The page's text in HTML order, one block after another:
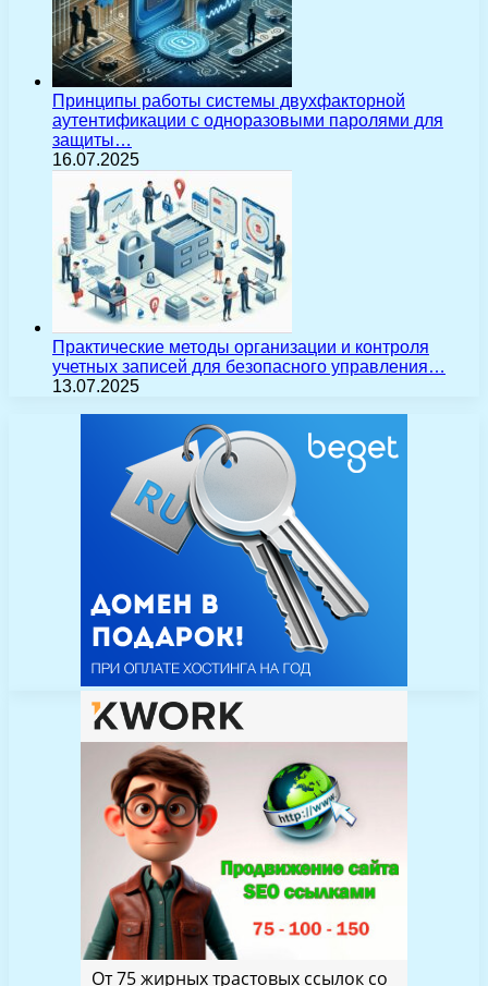
Принципы работы системы двухфакторной
аутентификации с одноразовыми паролями для
защиты…
16.07.2025
Практические методы организации и контроля
учетных записей для безопасного управления…
13.07.2025